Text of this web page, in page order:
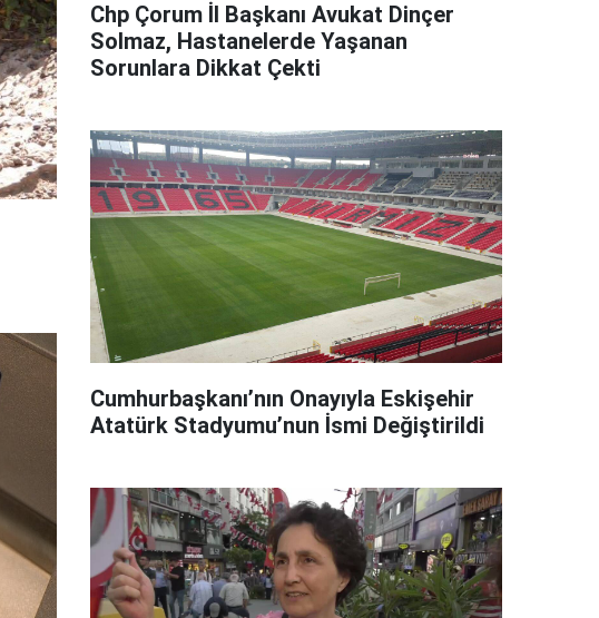
Chp Çorum İl Başkanı Avukat Dinçer
Solmaz, Hastanelerde Yaşanan
Sorunlara Dikkat Çekti
Cumhurbaşkanı’nın Onayıyla Eskişehir
Atatürk Stadyumu’nun İsmi Değiştirildi